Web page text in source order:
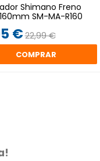
Shimano Freno
SM-MA-R160
€22,99 €
COMPRAR